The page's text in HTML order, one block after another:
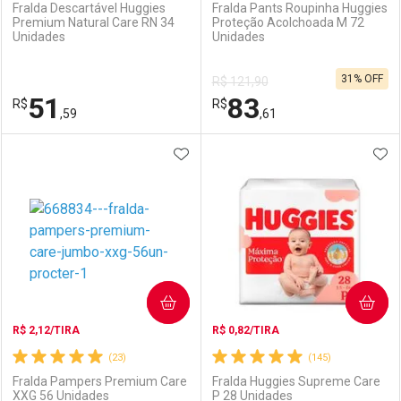
Comprar sem Desconto
Por R$ 39,99/cada
Por R$ 39,99/cada
Comprar sem Desconto
Por R$ 95,30/cada
Comprar sem Desconto
Por R$ 95,30/cada
Fralda Descartável Huggies
Premium Natural Care RN 34
Unidades
R$51 ,59
Laboratório
Por Menos
Fralda Pants Roupinha Huggies
Proteção Acolchoada M 72
Unidades
R$ 121,90
R$83,61
31% OFF
Laboratório
Por Menos
(23)
R$ 2,12/TIRA
Fralda Pampers Premium Care
XXG 56 Unidades
ADICIONAR AOS FAVORITOS
COMPRAR
(145)
R$ 0,82/TIRA
Fralda Huggies Supreme Care
P 28 Unidades
COMPRAR